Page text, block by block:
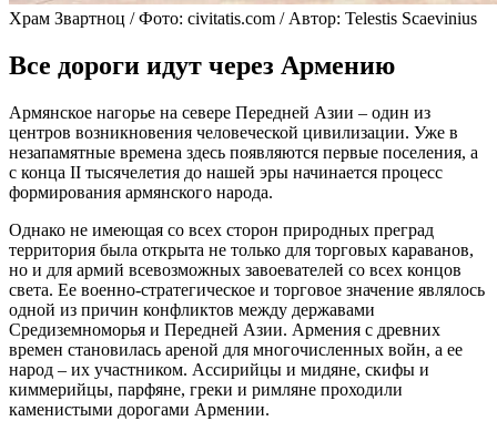
Храм Звартноц / Фото: civitatis.com / Автор: Telestis Scaevinius
Все дороги идут через Армению
Армянское нагорье на севере Передней Азии – один из
центров возникновения человеческой цивилизации. Уже в
незапамятные времена здесь появляются первые поселения, а
с конца II тысячелетия до нашей эры начинается процесс
формирования армянского народа.
Однако не имеющая со всех сторон природных преград
территория была открыта не только для торговых караванов,
но и для армий всевозможных завоевателей со всех концов
света. Ее военно-стратегическое и торговое значение являлось
одной из причин конфликтов между державами
Средиземноморья и Передней Азии. Армения с древних
времен становилась ареной для многочисленных войн, а ее
народ – их участником. Ассирийцы и мидяне, скифы и
киммерийцы, парфяне, греки и римляне проходили
каменистыми дорогами Армении.